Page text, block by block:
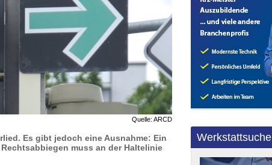
Quelle: ARCD
Es gibt jedoch eine Ausnahme: Ein
muss an der Haltelinie
Werkstattsuche